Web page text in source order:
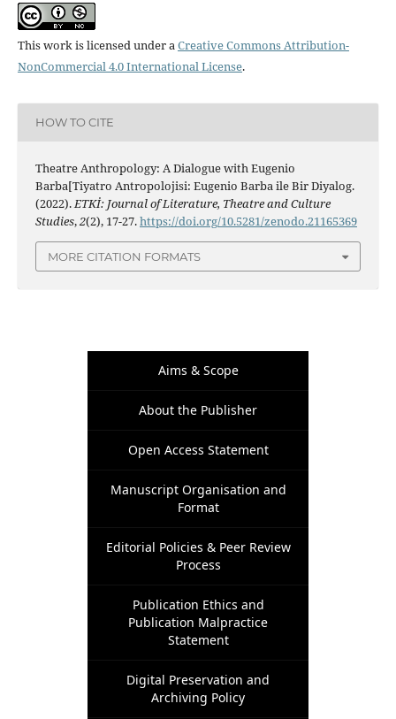
This work is licensed under aCreative Commons Attribution-
NonCommercial 4.0 International License.
HOW TO CITE
Theatre Anthropology: A Dialogue with Eugenio
Barba[Tiyatro Antropolojisi: Eugenio Barba ile Bir Diyalog.
(2022).ETKİ: Journal of Literature, Theatre and Culture
Studies,2(2), 17-27.https://doi.org/10.5281/zenodo.21165369
MORE CITATION FORMATS
Aims & Scope
About the Publisher
Open Access Statement
Manuscript Organisation and
Format
Editorial Policies & Peer Review
Process
Publication Ethics and
Publication Malpractice
Statement
Digital Preservation and
Archiving Policy